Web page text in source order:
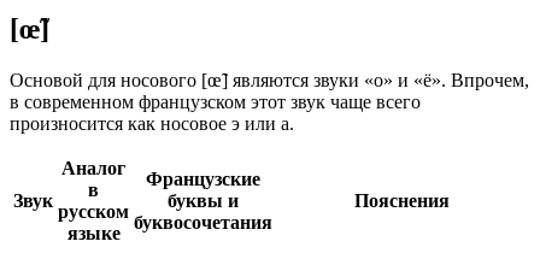
[œ̃]
Основой для носового [œ̃] являются звуки «о» и «ё». Впрочем,
в современном французском этот звук чаще всего
произносится как носовое э или а.
Звук
Аналог
в
русском
языке
Французские
буквы и
буквосочетания
Пояснения